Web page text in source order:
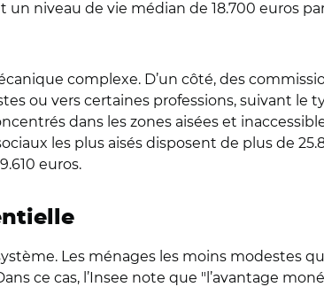
un niveau de vie médian de 18.700 euros
complexe. D’un côté, des
ou vers certaines professions, suivant le
dans les zones aisées et
les plus aisés disposent de plus de
euros.
Les ménages les moins modestes
ce cas, l’Insee note que "l’avantage